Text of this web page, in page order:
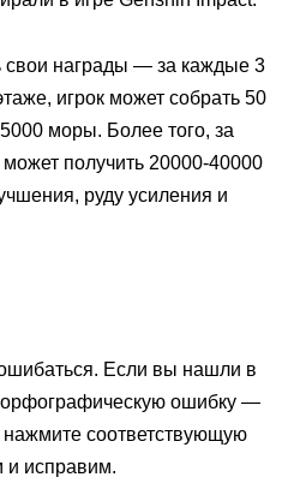
свои награды — за каждые 3
игрок может собрать 50
моры. Более того, за
получить 20000-40000
руду усиления и
Если вы нашли в
орфографическую ошибку —
нажмите соответствующую
и исправим.